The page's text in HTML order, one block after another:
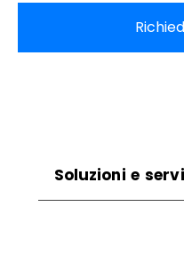
Soluzioni e